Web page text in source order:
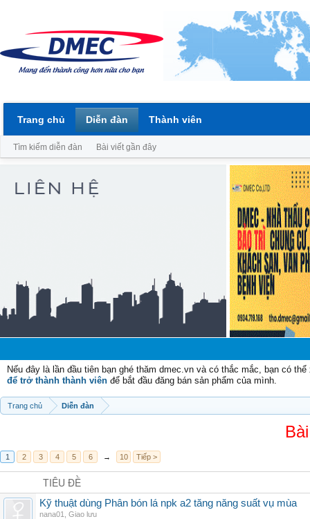
Nếu đây là lần đầu tiên bạn ghé thăm dmec.vn và có thắc mắc, bạn có
để trở thành thành viên để bắt đầu đăng bán sản phẩm của mình.
Trang chủ Diễn đàn
1 2 3 4 5 6 → 10 Tiếp >
TIÊU ĐỀ
Kỹ thuật dùng Phân bón lá npk a2 tăng năng suất vụ mùa
nana01
Giao lưu
Trang chủ Diễn đàn
Tìm kiếm diễn đàn Bài viết gần đây
Thành viên